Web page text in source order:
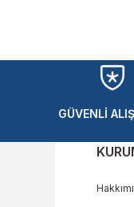
GÜVENLİ